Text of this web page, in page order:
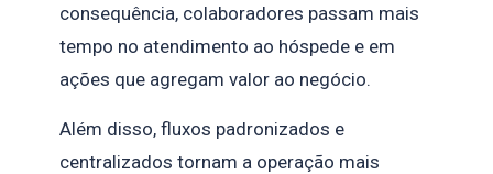
consequência, colaboradores passam mais
tempo no atendimento ao hóspede e em
ações que agregam valor ao negócio.
Além disso, fluxos padronizados e
centralizados tornam a operação mais